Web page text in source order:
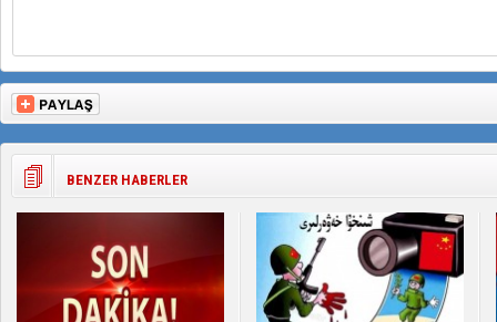
BENZER HABERLER